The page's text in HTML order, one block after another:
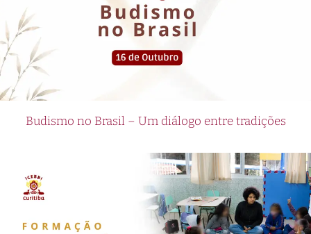
Budismo no Brasil – Um diálogo entre tradições